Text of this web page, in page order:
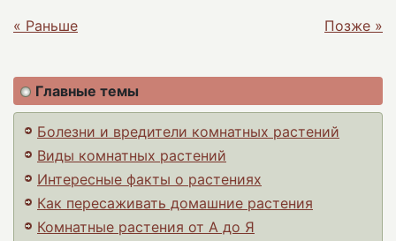
« Раньше
Позже »
Главные темы
Болезни и вредители комнатных растений
Виды комнатных растений
Интересные факты о растениях
Как пересаживать домашние растения
Комнатные растения от А до Я